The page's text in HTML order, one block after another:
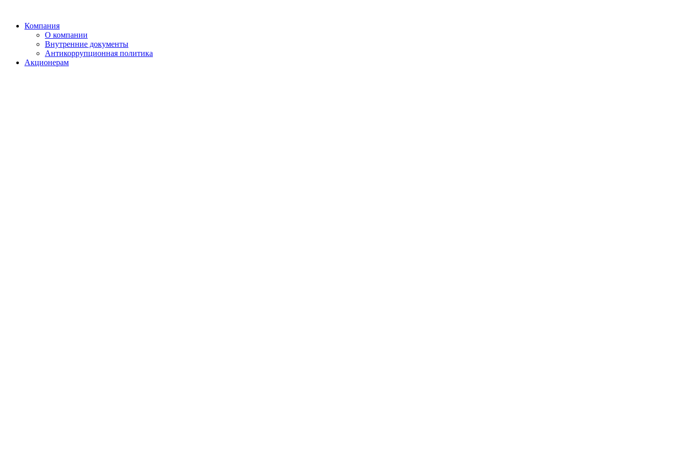
Компания
О компании
Внутренние документы
Антикоррупционная политика
Акционерам